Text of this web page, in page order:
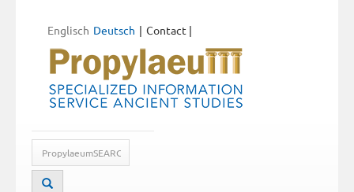
Deutsch
Englisch Contact |